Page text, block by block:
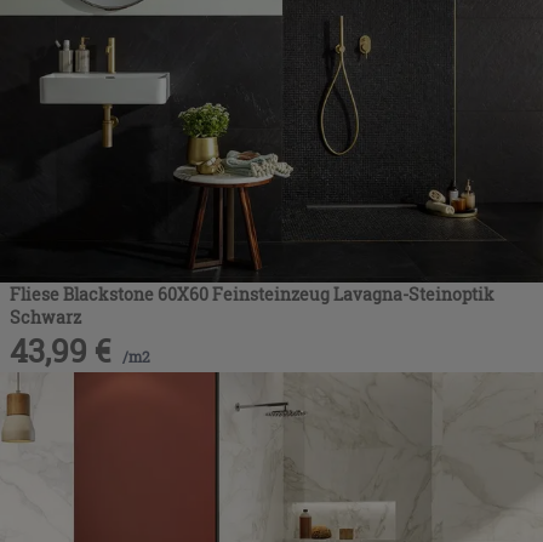
Fliese Blackstone 60X60 Feinsteinzeug Lavagna-Steinoptik
Schwarz
43,99 € /m2